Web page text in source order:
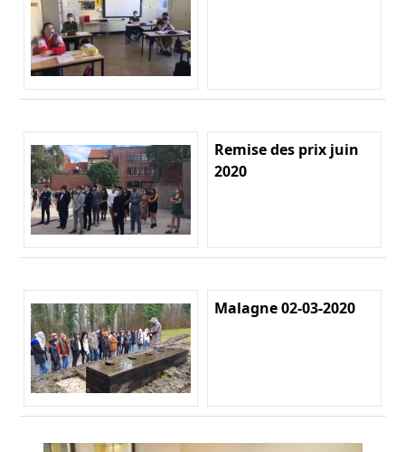
Remise des prix juin
2020
Malagne 02-03-2020